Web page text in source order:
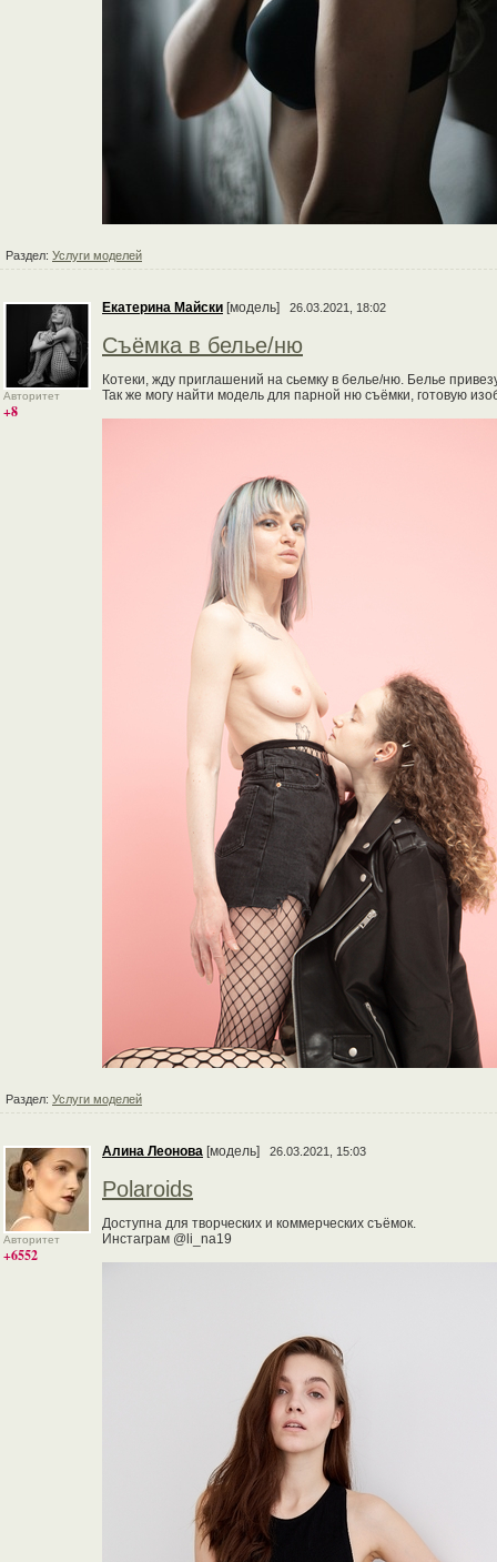
Раздел: Услуги моделей
Авторитет
+8
Екатерина Майски [модель] 26.03.2021, 18:02
Съёмка в белье/ню
Котеки, жду приглашений на сьемку в белье/ню. Белье
Так же могу найти модель для парной ню съёмки, готовую
Раздел: Услуги моделей
Авторитет
+6552
Алина Леонова [модель] 26.03.2021, 15:03
Polaroids
Доступна для творческих и коммерческих съёмок.
Инстаграм @li_na19